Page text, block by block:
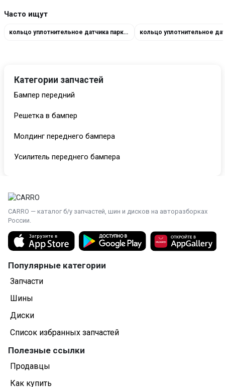
Часто ищут
кольцо уплотнительное датчика парктроника 028115021B
Категории запчастей
Бампер передний
Решетка в бампер
Молдинг переднего бампера
Усилитель переднего бампера
Крыло
Повторитель
Верхняя планка замков капота
Радиатор основной
Компрессор кондиционера
Панель передняя салона (торпедо)
Подсветка номера
Замок крышки багажника
CARRO — каталог б/у запчастей, шин и дисков на авторазборках
России.
Популярные категории
Запчасти
Шины
Диски
Список избранных запчастей
Полезные ссылки
Продавцы
Как купить